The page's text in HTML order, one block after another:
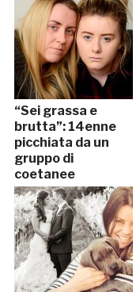
“Sei grassa e
brutta”: 14enne
picchiata da un
gruppo di
coetanee